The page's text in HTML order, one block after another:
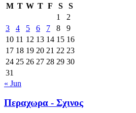
M T W T F S
S
1
2
3
4 5 6 7 8
9
10 11 12 13 14 15 16
17 18 19 20 21 22 23
24 25 26 27 28 29 30
31
« Jun
Περαχωρα - Σχινος